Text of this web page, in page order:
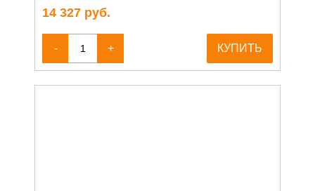
14 327 руб.
- + КУПИТЬ